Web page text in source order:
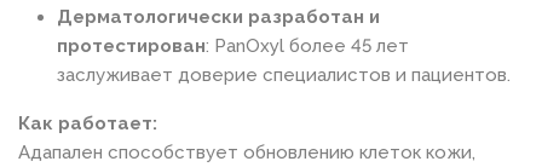
Дерматологически разработан и
протестирован: PanOxyl более 45 лет
заслуживает доверие специалистов и пациентов.
Как работает:
Адапален способствует обновлению клеток кожи,